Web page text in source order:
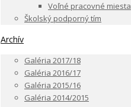
Voľné pracovné miesta
Školský podporný tím
Archív
Galéria 2017/18
Galéria 2016/17
Galéria 2015/16
Galéria 2014/2015